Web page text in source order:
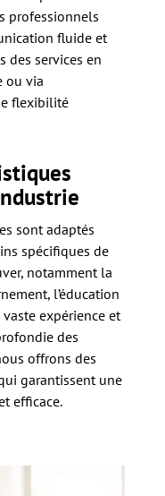
professionnels
fluide et
des services en
ou via
flexibilité
sont adaptés
spécifiques de
notamment la
l’éducation
expérience et
des
offrons des
garantissent une
efficace.